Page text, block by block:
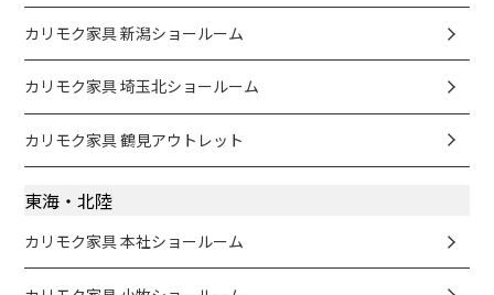
カリモク家具 新潟ショールーム
カリモク家具 埼玉北ショールーム
カリモク家具 鶴見アウトレット
東海・北陸
カリモク家具 本社ショールーム